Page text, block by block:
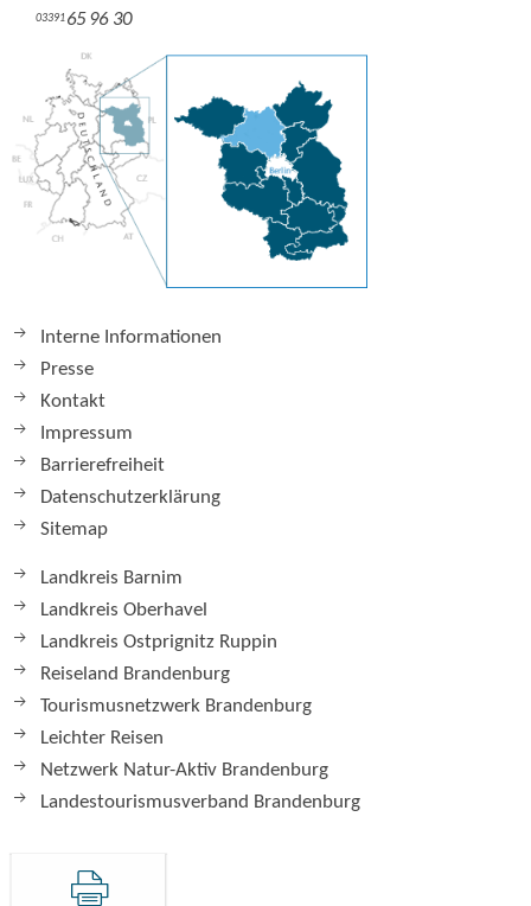
0339165 96 30
Interne Informationen
Presse
Kontakt
Impressum
Barrierefreiheit
Datenschutzerklärung
Sitemap
Landkreis Barnim
Landkreis Oberhavel
Landkreis Ostprignitz Ruppin
Reiseland Brandenburg
Tourismusnetzwerk Brandenburg
Leichter Reisen
Netzwerk Natur-Aktiv Brandenburg
Landestourismusverband Brandenburg